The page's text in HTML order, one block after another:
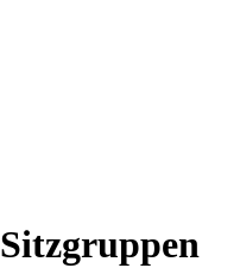
Sitzgruppen